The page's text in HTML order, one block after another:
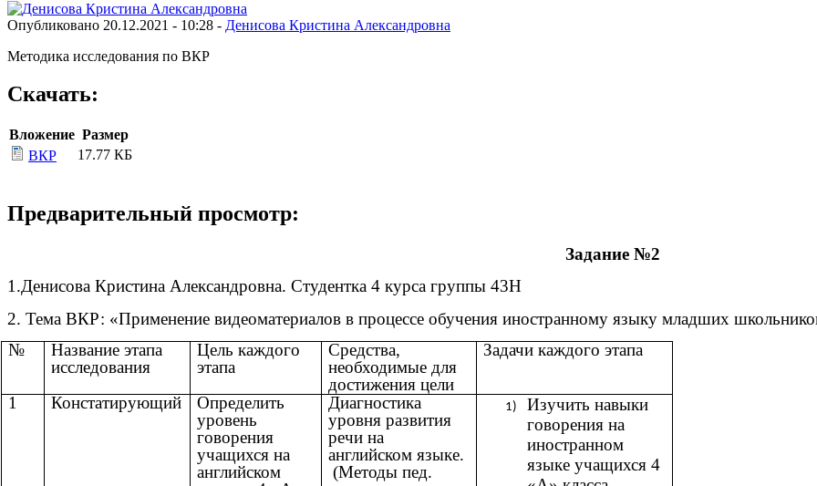
Опубликовано 20.12.2021 - 10:28 - Денисова Кристина Александровна
Методика исследования по ВКР
Скачать:
Вложение Размер
ВКР
17.77 КБ
Предварительный просмотр:
Задание №2
1.Денисова Кристина Александровна. Студентка 4 курса группы 43Н
2. Тема ВКР: «Применение видеоматериалов в процессе обучения иностранному языку младших
№
Название этапа
исследования
Цель каждого
этапа
Средства,
необходимые для
достижения цели
Задачи каждого этапа
1 Констатирующий
Определить
уровень
говорения
учащихся на
английском
Диагностика
уровня развития
речи на
английском языке.
(Методы пед.
Изучить навыки
говорения на
иностранном
языке учащихся 4